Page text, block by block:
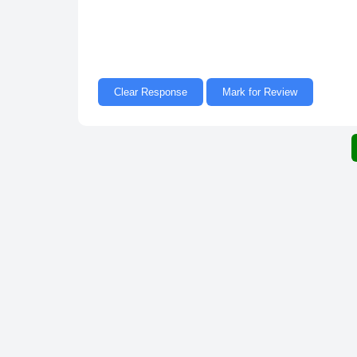
Clear Response Mark for Review